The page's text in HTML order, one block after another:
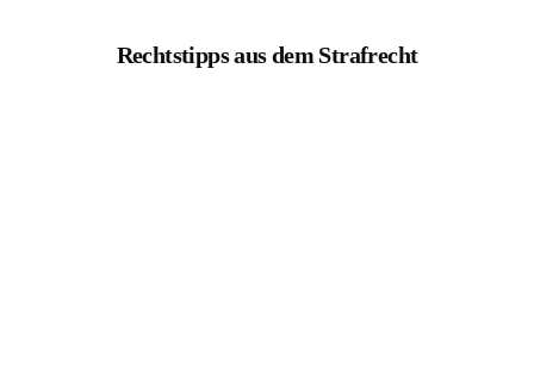
Rechtstipps aus dem Strafrecht